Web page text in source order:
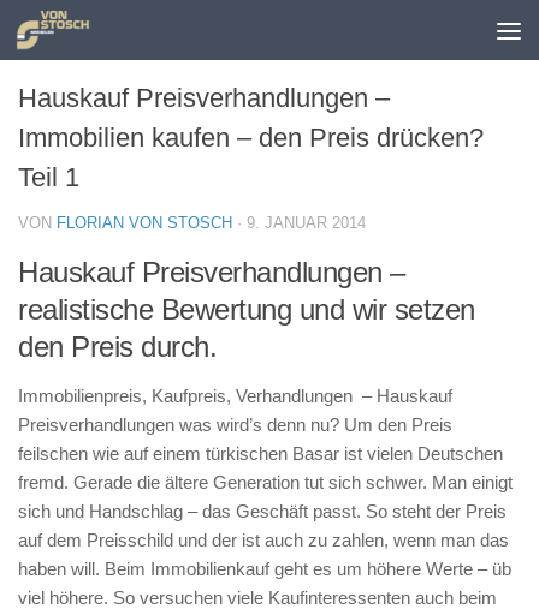
Zum Inhalt springen
Hauskauf Preisverhandlungen –
Immobilien kaufen – den Preis drücken?
Teil 1
VON FLORIAN VON STOSCH · 9. JANUAR 2014
Hauskauf Preisverhandlungen –
realistische Bewertung und wir setzen
den Preis durch.
Immobilienpreis, Kaufpreis, Verhandlungen – Hauskauf
Preisverhandlungen was wird’s denn nu? Um den Preis
feilschen wie auf einem türkischen Basar ist vielen Deutschen
fremd. Gerade die ältere Generation tut sich schwer. Man einigt
sich und Handschlag – das Geschäft passt. So steht der Preis
auf dem Preisschild und der ist auch zu zahlen, wenn man das
haben will. Beim Immobilienkauf geht es um höhere Werte – üb
viel höhere. So versuchen viele Kaufinteressenten auch beim